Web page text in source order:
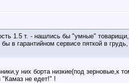
1.5 т. - нашлись бы "умные"
в гарантийном сервисе пяткой в
них борта низкие(под зерновые,к
"Камаз не едет!" !